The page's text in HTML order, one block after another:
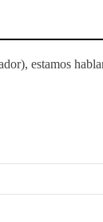
estamos